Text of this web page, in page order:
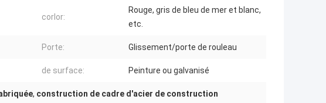
corlor:
Rouge, gris de bleu de mer et blanc,
etc.
Porte: Glissement/porte de rouleau
de surface: Peinture ou galvanisé
, construction de cadre d'acier de construction